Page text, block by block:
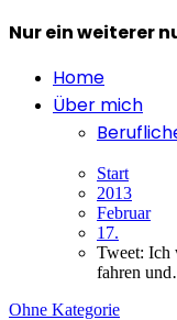
Nur ein weiterer
Home
Über mich
Start
2013
Februar
17.
Tweet: Ich
fahren
Ohne Kategorie